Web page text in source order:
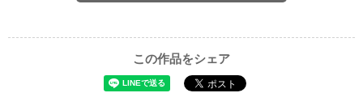
この作品をシェア